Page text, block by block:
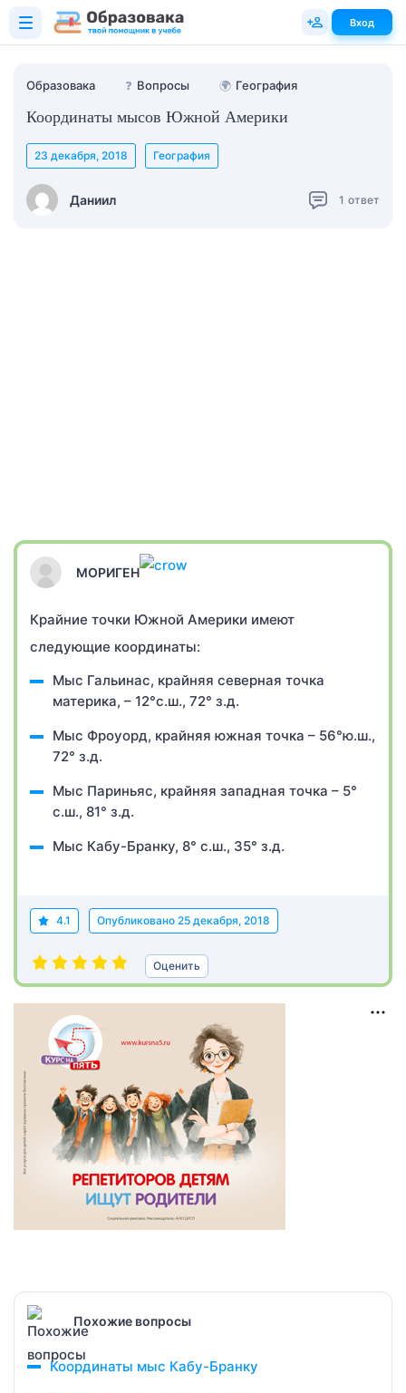
Образовака ❓ Вопросы 🌍 География
Координаты мысов Южной Америки
Даниил
23 декабря, 2018 География
1 ответ
МОРИГЕН
Крайние точки Южной Америки имеют
следующие координаты:
Мыс Гальинас, крайняя северная точка
материка, – 12°с.ш., 72° з.д.
Мыс Фроуорд, крайняя южная точка – 56°ю.ш.,
72° з.д.
Мыс Париньяс, крайняя западная точка – 5°
с.ш., 81° з.д.
Мыс Кабу-Бранку, 8° с.ш., 35° з.д.
4.1 Опубликовано 25 декабря, 2018
Оценить
Похожие вопросы
Координаты мыс Кабу-Бранку
Вход